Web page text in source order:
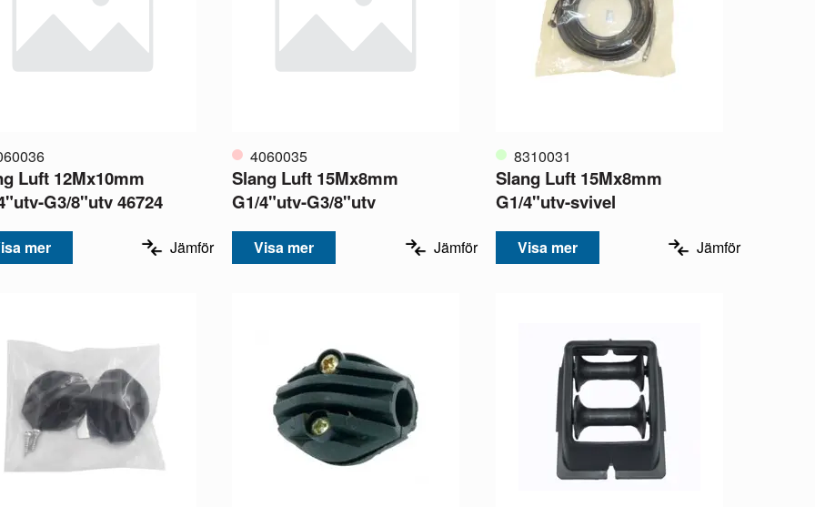
Luft 12Mx10mm
G3/8"utv 46724
mer Jämför
4060035
Slang Luft 15Mx8mm
G1/4"utv-G3/8"utv
Visa mer Jämför
8310031
Slang Luft 15Mx8mm
G1/4"utv-svivel
Visa mer Jämför